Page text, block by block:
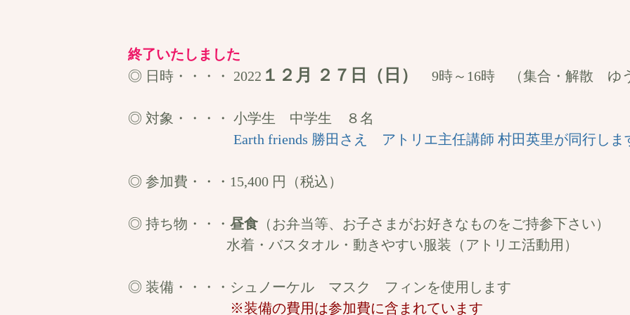
終了いたしました
◎ 日時・・・・ 2022 １２月 ２７日（日） 9時～16時 （集合・解散 ゆう
◎ 対象・・・・ 小学生 中学生 ８名
Earth friends 勝田さえ アトリエ主任講師 村田英里が同行
◎ 参加費・・・15,400 円（税込）
◎ 持ち物・・・ 昼食 （お弁当等、お子さまがお好きなものをご持参下さい）
水着・バスタオル・動きやすい服装（アトリエ活動用）
◎ 装備 ・・・・シュノーケル マスク フィンを使用します
※装備の費用は参加費に含まれています